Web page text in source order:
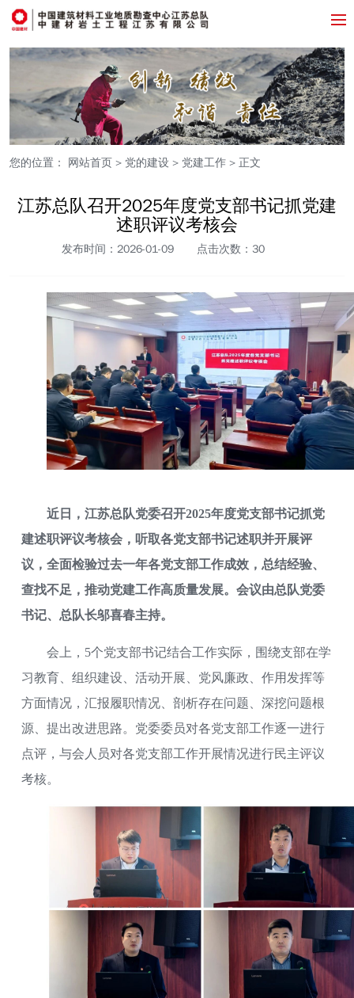
您的位置： 网站首页 > 党的建设 > 党建工作 > 正文
江苏总队召开2025年度党支部书记抓党建
述职评议考核会
发布时间：2026-01-09 点击次数： 30
近日，江苏总队党委召开2025年度党支部书记抓党
建述职评议考核会，听取各党支部书记述职并开展评
议，全面检验过去一年各党支部工作成效，总结经验、
查找不足，推动党建工作高质量发展。会议由总队党委
书记、总队长邬喜春主持。
会上，5个党支部书记结合工作实际，围绕支部在学
习教育、组织建设、活动开展、党风廉政、作用发挥等
方面情况，汇报履职情况、剖析存在问题、深挖问题根
源、提出改进思路。党委委员对各党支部工作逐一进行
点评，与会人员对各党支部工作开展情况进行民主评议
考核。